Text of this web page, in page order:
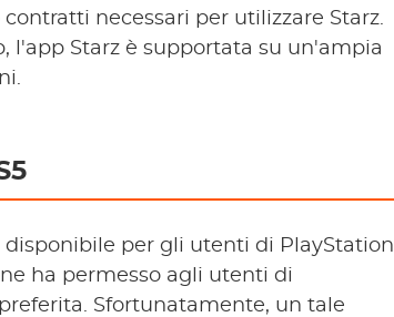
necessari per utilizzare Starz.
l'app Starz è supportata su un'ampia
disponibile per gli utenti di PlayStation
ha permesso agli utenti di
Sfortunatamente, un tale